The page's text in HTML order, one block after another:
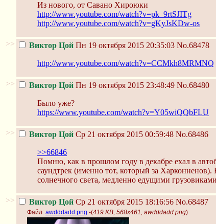
Из нового, от Савано Хироюки
http://www.youtube.com/watch?v=pk_9rtSJITg
http://www.youtube.com/watch?v=gKyJsKDw-os
>> Виктор Цой Пн 19 октября 2015 20:35:03 No.68478
http://www.youtube.com/watch?v=CCMkh8MRMNQ
>> Виктор Цой Пн 19 октября 2015 23:48:49 No.68480
Было уже?
https://www.youtube.com/watch?v=Y05wiQQbFLU
>> Виктор Цой Ср 21 октября 2015 00:59:48 No.68486
>>66846
Помню, как в прошлом году в декабре ехал в
саундтрек (именно тот, который за
солнечного света, медленно едущими
>> Виктор Цой Ср 21 октября 2015 18:16:56 No.68487
Файл: awdddadd.png -(419 KB, 568x461, awdddadd.png)